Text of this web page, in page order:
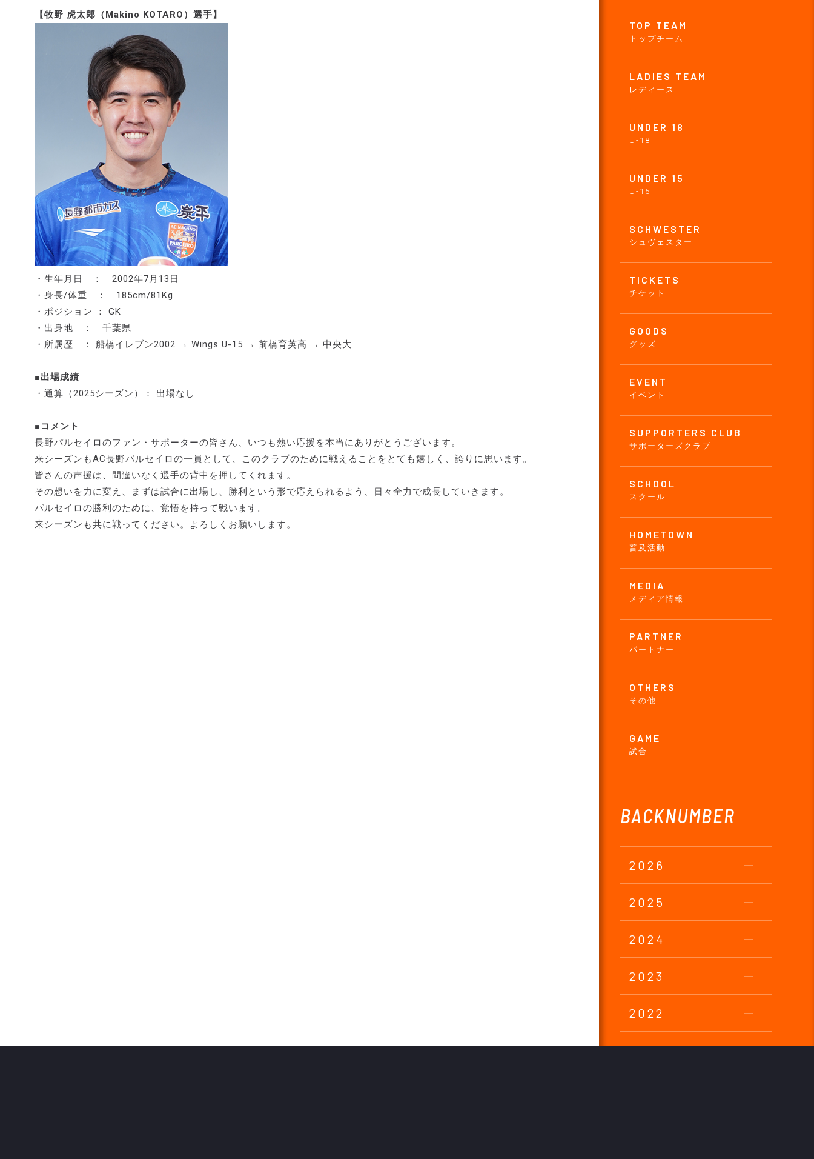
TOP TEAM
トップチーム
LADIES TEAM
レディース
UNDER 18
U-18
UNDER 15
U-15
SCHWESTER
シュヴェスター
TICKETS
チケット
GOODS
グッズ
EVENT
イベント
SUPPORTERS CLUB
サポーターズクラブ
SCHOOL
スクール
HOMETOWN
普及活動
MEDIA
メディア情報
PARTNER
パートナー
OTHERS
その他
GAME
試合
BACKNUMBER
2026
2025
2024
2023
2022
2021
【牧野 虎太郎（Makino KOTARO）選手】
・生年月日 ： 2002年7月13日
・身長/体重 ： 185cm/81Kg
・ポジション ： GK
・出身地 ： 千葉県
・所属歴 ： 船橋イレブン2002 → Wings U-15 → 前橋育英高 → 中央大
■出場成績
・通算（2025シーズン）： 出場なし
■コメント
長野パルセイロのファン・サポーターの皆さん、いつも熱い応援を本当にありがとうございます。
来シーズンもAC長野パルセイロの一員として、このクラブのために戦えることをとても嬉しく、誇りに思います。
皆さんの声援は、間違いなく選手の背中を押してくれます。
その想いを力に変え、まずは試合に出場し、勝利という形で応えられるよう、日々全力で成長していきます。
パルセイロの勝利のために、覚悟を持って戦います。
来シーズンも共に戦ってください。よろしくお願いします。